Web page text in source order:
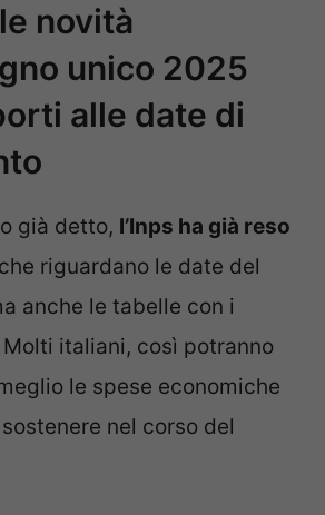
novità
unico 2025
alle date di
già detto, l’Inps ha già reso
che riguardano le date del
anche le tabelle con i
italiani, così potranno
le spese economiche
nel corso del